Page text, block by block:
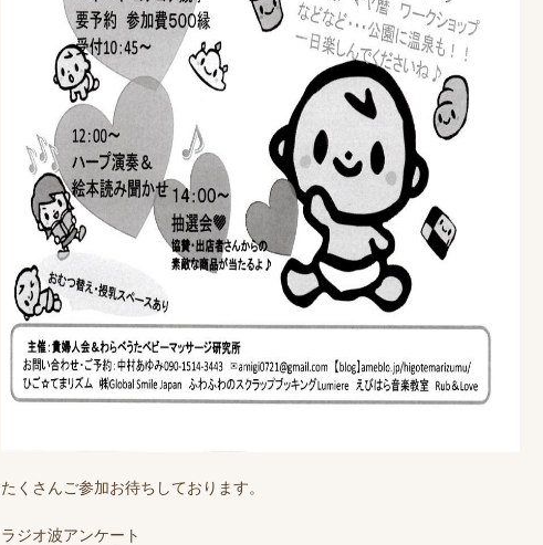
たくさんご参加お待ちしております。
ラジオ波アンケート